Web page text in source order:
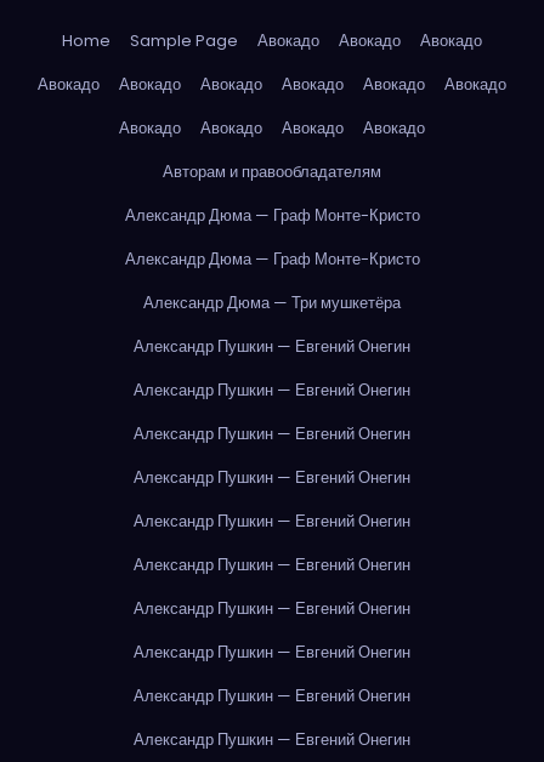
Home Sample Page Авокадо Авокадо
Авокадо
Авокадо
Авокадо Авокадо Авокадо Авокадо
Авокадо
Авокадо
Авокадо Авокадо
Авокадо
Авторам и правообладателям
Александр Дюма — Граф Монте-Кристо
Александр Дюма — Граф Монте-Кристо
Александр Дюма — Три мушкетёра
Александр Пушкин — Евгений Онегин
Александр Пушкин — Евгений Онегин
Александр Пушкин — Евгений Онегин
Александр Пушкин — Евгений Онегин
Александр Пушкин — Евгений Онегин
Александр Пушкин — Евгений Онегин
Александр Пушкин — Евгений Онегин
Александр Пушкин — Евгений Онегин
Александр Пушкин — Евгений Онегин
Александр Пушкин — Евгений Онегин